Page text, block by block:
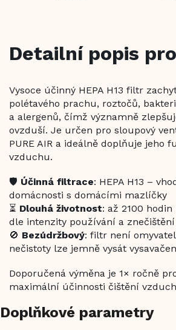
Detailní popis
Vysoce účinný HEPA H13 filtr
polétavého prachu, roztočů,
a alergenů, čímž významně
ovzduší. Je určen pro sloupový
PURE AIR a ideálně doplňuje jeho
vzduchu.
🛡️ Účinná filtrace: HEPA H13 –
domácnosti s domácími mazlíčky
⏳ Dlouhá životnost: až 2100
dle intenzity používání a
🚫 Bezúdržbový: filtr není
nečistoty lze jemně vysát
Doporučená výměna je 1× ročně
maximální účinnosti čištění
Doplňkové parametry